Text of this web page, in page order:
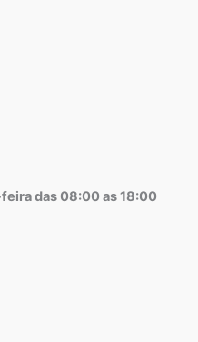
das 08:00 as 18:00